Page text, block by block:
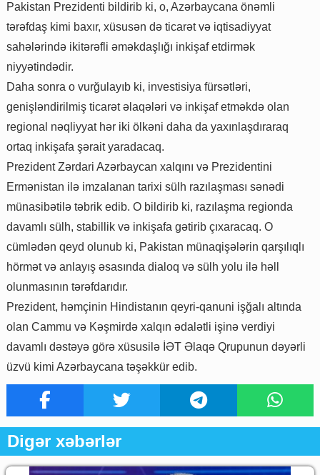
Pakistan Prezidenti bildirib ki, o, Azərbaycana önəmli
tərəfdaş kimi baxır, xüsusən də ticarət və iqtisadiyyat
sahələrində ikitərəfli əməkdaşlığı inkişaf etdirmək
niyyətindədir.
Daha sonra o vurğulayıb ki, investisiya fürsətləri,
genişləndirilmiş ticarət əlaqələri və inkişaf etməkdə olan
regional nəqliyyat hər iki ölkəni daha da yaxınlaşdıraraq
ortaq inkişafa şərait yaradacaq.
Prezident Zərdari Azərbaycan xalqını və Prezidentini
Ermənistan ilə imzalanan tarixi sülh razılaşması sənədi
münasibətilə təbrik edib. O bildirib ki, razılaşma regionda
davamlı sülh, stabillik və inkişafa gətirib çıxaracaq. O
cümlədən qeyd olunub ki, Pakistan münaqişələrin qarşılıqlı
hörmət və anlayış əsasında dialoq və sülh yolu ilə həll
olunmasının tərəfdarıdır.
Prezident, həmçinin Hindistanın qeyri-qanuni işğalı altında
olan Cammu və Kəşmirdə xalqın ədalətli işinə verdiyi
davamlı dəstəyə görə xüsusilə İƏT Əlaqə Qrupunun dəyərli
üzvü kimi Azərbaycana təşəkkür edib.
Digər xəbərlər